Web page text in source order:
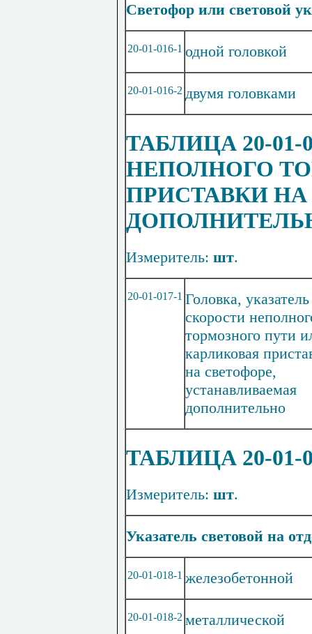
Светофор или световой
20-01-016-1 одной головкой
20-01-016-2 двумя головками
ТАБЛИЦА 20-
НЕПОЛНОГО
ПРИСТАВКИ
Измеритель: шт.
20-01-017-1 Головка, указатель
скорости
тормозного пути
карликовая
на светофоре,
устанавливаемая
дополнительно
ТАБЛИЦА 20-
Измеритель: шт.
Указатель световой на
20-01-018-1 железобетонной
20-01-018-2 металлической